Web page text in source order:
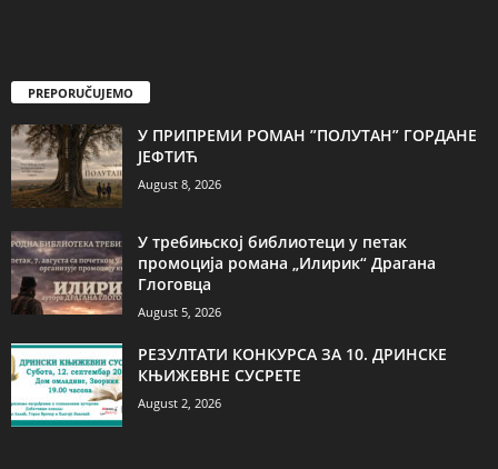
PREPORUČUJEMO
У ПРИПРЕМИ РОМАН ”ПОЛУТАН” ГОРДАНЕ
ЈЕФТИЋ
August 8, 2026
У требињској библиотеци у петак
промоција романа „Илирик“ Драгана
Глоговца
August 5, 2026
РЕЗУЛТАТИ КОНКУРСА ЗА 10. ДРИНСКЕ
КЊИЖЕВНЕ СУСРЕТЕ
August 2, 2026